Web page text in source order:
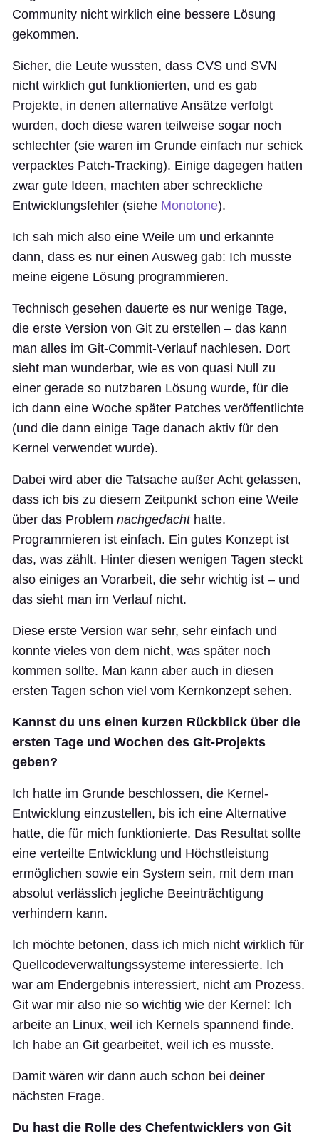
Community nicht wirklich eine bessere Lösung
gekommen.
Sicher, die Leute wussten, dass CVS und SVN
nicht wirklich gut funktionierten, und es gab
Projekte, in denen alternative Ansätze verfolgt
wurden, doch diese waren teilweise sogar noch
schlechter (sie waren im Grunde einfach nur schick
verpacktes Patch-Tracking). Einige dagegen hatten
zwar gute Ideen, machten aber schreckliche
Entwicklungsfehler (siehe Monotone).
Ich sah mich also eine Weile um und erkannte
dann, dass es nur einen Ausweg gab: Ich musste
meine eigene Lösung programmieren.
Technisch gesehen dauerte es nur wenige Tage,
die erste Version von Git zu erstellen – das kann
man alles im Git-Commit-Verlauf nachlesen. Dort
sieht man wunderbar, wie es von quasi Null zu
einer gerade so nutzbaren Lösung wurde, für die
ich dann eine Woche später Patches veröffentlichte
(und die dann einige Tage danach aktiv für den
Kernel verwendet wurde).
Dabei wird aber die Tatsache außer Acht gelassen,
dass ich bis zu diesem Zeitpunkt schon eine Weile
über das Problem nachgedachthatte.
Programmieren ist einfach. Ein gutes Konzept ist
das, was zählt. Hinter diesen wenigen Tagen steckt
also einiges an Vorarbeit, die sehr wichtig ist – und
das sieht man im Verlauf nicht.
Diese erste Version war sehr, sehr einfach und
konnte vieles von dem nicht, was später noch
kommen sollte. Man kann aber auch in diesen
ersten Tagen schon viel vom Kernkonzept sehen.
Kannst du uns einen kurzen Rückblick über die
ersten Tage und Wochen des Git-Projekts
geben?
Ich hatte im Grunde beschlossen, die Kernel-
Entwicklung einzustellen, bis ich eine Alternative
hatte, die für mich funktionierte. Das Resultat sollte
eine verteilte Entwicklung und Höchstleistung
ermöglichen sowie ein System sein, mit dem man
absolut verlässlich jegliche Beeinträchtigung
verhindern kann.
Ich möchte betonen, dass ich mich nicht wirklich für
Quellcodeverwaltungssysteme interessierte. Ich
war am Endergebnis interessiert, nicht am Prozess.
Git war mir also nie so wichtig wie der Kernel: Ich
arbeite an Linux, weil ich Kernels spannend finde.
Ich habe an Git gearbeitet, weil ich es musste.
Damit wären wir dann auch schon bei deiner
nächsten Frage.
Du hast die Rolle des Chefentwicklers von Git